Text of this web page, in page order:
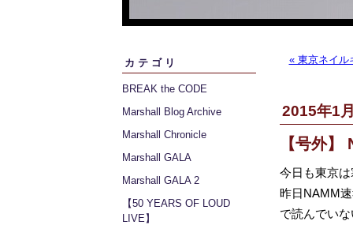
カテゴリ
BREAK the CODE
Marshall Blog Archive
Marshall Chronicle
Marshall GALA
Marshall GALA 2
【50 YEARS OF LOUD
LIVE】
« 東京ネイル
2015年1
【号外
今日も東京
昨日NAMM
で読んでい